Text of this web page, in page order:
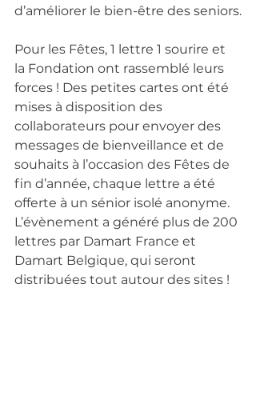
d’améliorer le bien-être des seniors.
Pour les Fêtes, 1 lettre 1 sourire et
la Fondation ont rassemblé leurs
forces ! Des petites cartes ont été
mises à disposition des
collaborateurs pour envoyer des
messages de bienveillance et de
souhaits à l’occasion des Fêtes de
fin d’année, chaque lettre a été
offerte à un sénior isolé anonyme.
L’évènement a généré plus de 200
lettres par Damart France et
Damart Belgique, qui seront
distribuées tout autour des sites !